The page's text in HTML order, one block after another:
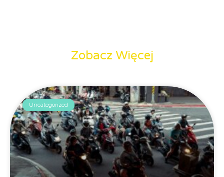
Zobacz Więcej
Uncategorized